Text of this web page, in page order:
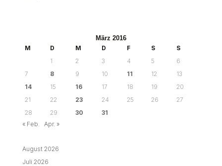
März 2016
M
D M D F S
S
1
2 3 4 5
6
7
8 9 10 11 12
13
14
15 16 17 18 19
20
21
22 23 24 25 26
27
28
29 30
31
« Feb.
Apr. »
August 2026
Juli 2026